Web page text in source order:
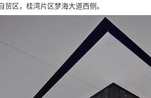
区，桂湾片区梦海大道西侧。